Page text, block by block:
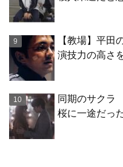
【教場】平田
演技力の高さ
同期のサクラ
桜に一途だっ